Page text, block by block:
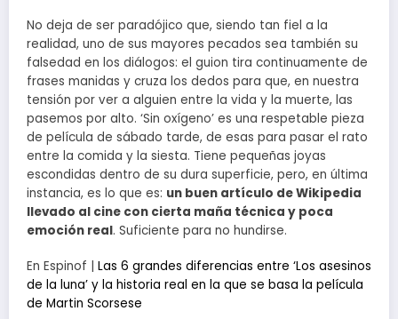
No deja de ser paradójico que, siendo tan fiel a la
realidad, uno de sus mayores pecados sea también su
falsedad en los diálogos: el guion tira continuamente de
frases manidas y cruza los dedos para que, en nuestra
tensión por ver a alguien entre la vida y la muerte, las
pasemos por alto. ‘Sin oxígeno’ es una respetable pieza
de película de sábado tarde, de esas para pasar el rato
entre la comida y la siesta. Tiene pequeñas joyas
escondidas dentro de su dura superficie, pero, en última
instancia, es lo que es: un buen artículo de Wikipedia
llevado al cine con cierta maña técnica y poca
emoción real. Suficiente para no hundirse.
En Espinof | Las 6 grandes diferencias entre ‘Los asesinos
de la luna’ y la historia real en la que se basa la película
de Martin Scorsese